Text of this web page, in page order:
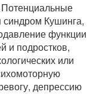
Потенциальные
Кушинга,
функции
и подростков,
или
депрессию